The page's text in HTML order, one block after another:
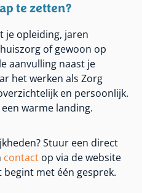
te zetten?
je opleiding, jaren
of gewoon op
aanvulling naast je
het werken als Zorg
en persoonlijk.
warme landing.
Stuur een direct
contactop via de website
begint met één gesprek.